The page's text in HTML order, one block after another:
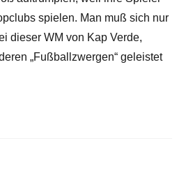
spielen. Man muß sich nur
dieser WM von Kap Verde,
„Fußballzwergen“ geleistet